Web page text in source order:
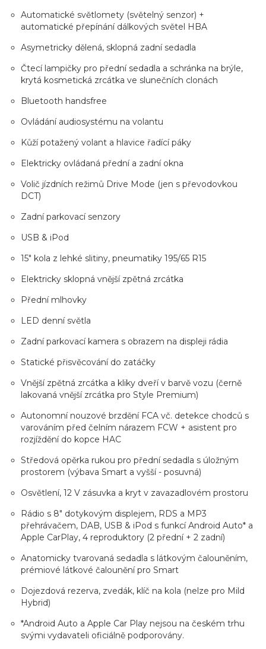
Automatické světlomety (světelný senzor) +
automatické přepínání dálkových světel HBA
Asymetricky dělená, sklopná zadní sedadla
Čtecí lampičky pro přední sedadla a schránka na brýle,
krytá kosmetická zrcátka ve slunečních clonách
Bluetooth handsfree
Ovládání audiosystému na volantu
Kůží potažený volant a hlavice řadící páky
Elektricky ovládaná přední a zadní okna
Volič jízdních režimů Drive Mode (jen s převodovkou
DCT)
Zadní parkovací senzory
USB & iPod
15" kola z lehké slitiny, pneumatiky 195/65 R15
Elektricky sklopná vnější zpětná zrcátka
Přední mlhovky
LED denní světla
Zadní parkovací kamera s obrazem na displeji rádia
Statické přisvěcování do zatáčky
Vnější zpětná zrcátka a kliky dveří v barvě vozu (černě
lakovaná vnější zrcátka pro Style Premium)
Autonomní nouzové brzdění FCA vč. detekce chodců s
varováním před čelním nárazem FCW + asistent pro
rozjíždění do kopce HAC
Středová opěrka rukou pro přední sedadla s úložným
prostorem (výbava Smart a vyšší - posuvná)
Osvětlení, 12 V zásuvka a kryt v zavazadlovém prostoru
Rádio s 8" dotykovým displejem, RDS a MP3
přehrávačem, DAB, USB & iPod s funkcí Android Auto* a
Apple CarPlay, 4 reproduktory (2 přední + 2 zadní)
Anatomicky tvarovaná sedadla s látkovým čalouněním,
prémiové látkové čalounění pro Smart
Dojezdová rezerva, zvedák, klíč na kola (nelze pro Mild
Hybrid)
*Android Auto a Apple Car Play nejsou na českém trhu
svými vydavateli oficiálně podporovány.